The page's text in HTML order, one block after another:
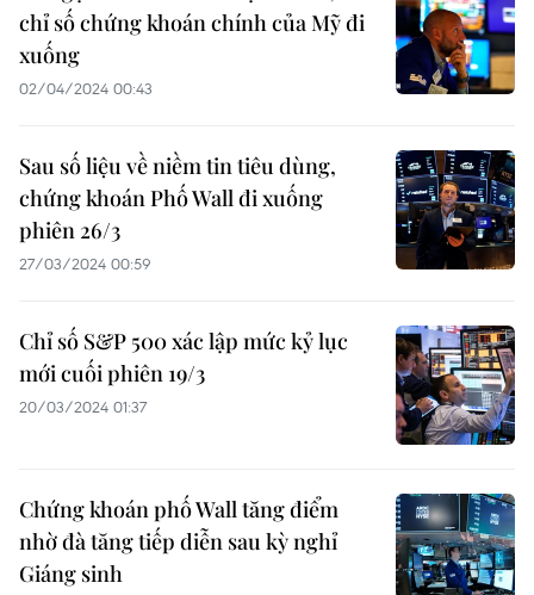
chỉ số chứng khoán chính của Mỹ đi
xuống
02/04/2024 00:43
Sau số liệu về niềm tin tiêu dùng,
chứng khoán Phố Wall đi xuống
phiên 26/3
27/03/2024 00:59
Chỉ số S&P 500 xác lập mức kỷ lục
mới cuối phiên 19/3
20/03/2024 01:37
Chứng khoán phố Wall tăng điểm
nhờ đà tăng tiếp diễn sau kỳ nghỉ
Giáng sinh